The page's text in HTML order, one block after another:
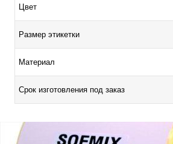
Цвет
Размер этикетки
Материал
Срок изготовления под заказ